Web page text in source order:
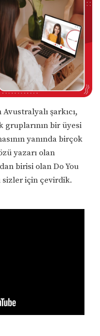
şarkıcı,
gruplarının bir üyesi
yanında birçok
yazarı olan
birisi olan Do You
sizler için çevirdik.